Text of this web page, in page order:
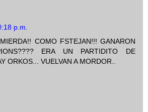
p.m.
COMO FSTEJAN!!! GANARON
ERA UN PARTIDITO DE
ORKOS... VUELVAN A MORDOR..